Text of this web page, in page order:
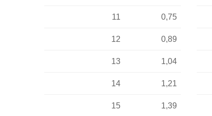
11 0,75
12 0,89
13 1,04
14 1,21
15 1,39